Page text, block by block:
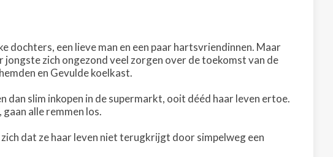
dochters, een lieve man en een paar hartsvriendinnen. Maar
zich ongezond veel zorgen over de toekomst van de
en Gevulde koelkast.
dan slim inkopen in de supermarkt, ooit dééd haar leven ertoe.
alle remmen los.
dat ze haar leven niet terugkrijgt door simpelweg een